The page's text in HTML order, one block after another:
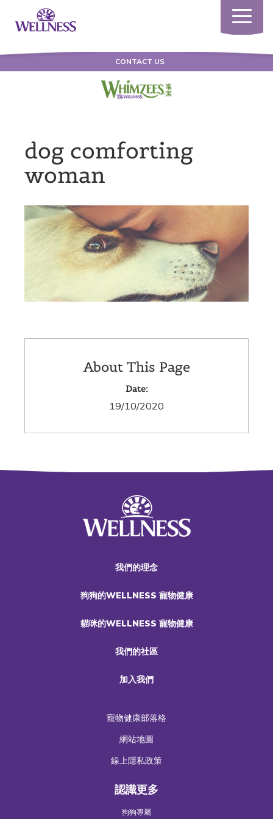
Toggle
CONTACT US
dog comforting
woman
About This Page
Date:
19/10/2020
我們的理念
狗狗的WELLNESS 寵物健康
貓咪的WELLNESS 寵物健康
我們的社區
加入我們
寵物健康部落格
網站地圖
線上隱私政策
認識更多
狗狗專屬